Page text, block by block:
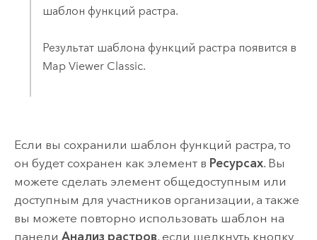
шаблон функций растра.
Результат шаблона функций растра появится в
Map Viewer Classic.
Если вы сохранили шаблон функций растра, то
он будет сохранен как элемент в Ресурсах. Вы
можете сделать элемент общедоступным или
доступным для участников организации, а также
вы можете повторно использовать шаблон на
панели Анализ растров, если щелкнуть кнопку